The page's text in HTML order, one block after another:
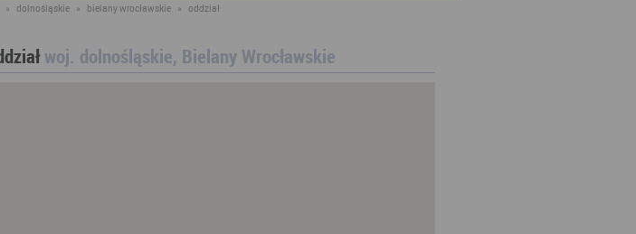
» dolnośląskie » bielany wrocławskie » oddział
woj. dolnośląskie, Bielany Wrocławskie